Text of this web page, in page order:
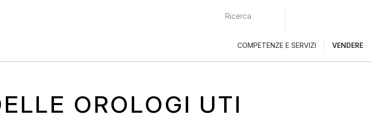
COMPETENZE E SERVIZI VENDERE
OROLOGI UTI